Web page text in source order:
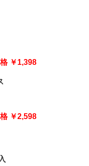
￥1,398
￥2,598